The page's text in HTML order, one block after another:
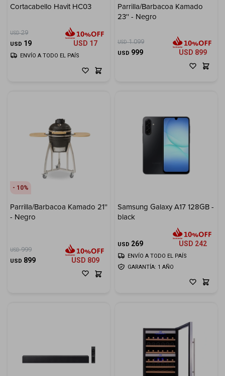
Cortacabello Havit HC03
USD 29
USD 19 USD 17
ENVÍO A TODO EL PAÍS
Parrilla/Barbacoa Kamado
23'' - Negro
USD 1.099
USD 999 USD 899
10
Parrilla/Barbacoa Kamado 21''
- Negro
USD 999
USD 899 USD 809
Samsung Galaxy A17 128GB -
black
USD 269 USD 242
GARANTÍA: 1 AÑO
ENVÍO A TODO EL PAÍS